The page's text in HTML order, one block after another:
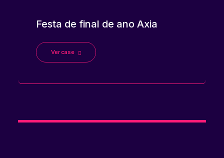
Festa de final de ano Axia
Ver case